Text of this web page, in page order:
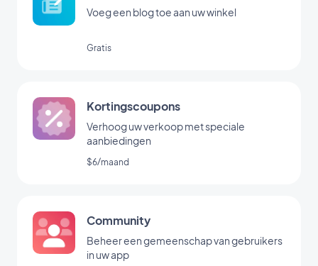
Voeg een blog toe aan uw winkel
Gratis
Kortingscoupons
Verhoog uw verkoop met speciale
aanbiedingen
$6/maand
Community
Beheer een gemeenschap van gebruikers
in uw app